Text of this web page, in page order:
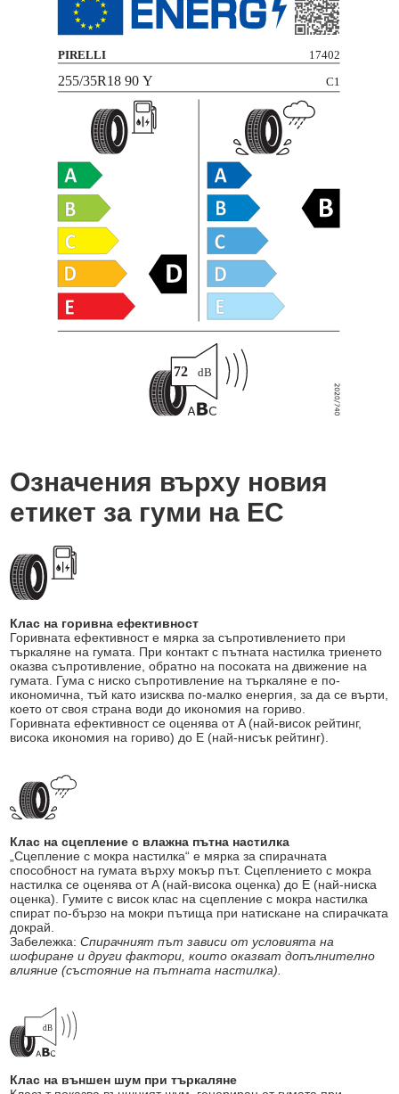
Означения върху новия
етикет за гуми на ЕС
Клас на горивна ефективност
Горивната ефективност е мярка за съпротивлението при
търкаляне на гумата. При контакт с пътната настилка триенето
оказва съпротивление, обратно на посоката на движение на
гумата. Гума с ниско съпротивление на търкаляне е по-
икономична, тъй като изисква по-малко енергия, за да се върти,
което от своя страна води до икономия на гориво.
Горивната ефективност се оценява от A (най-висок рейтинг,
висока икономия на гориво) до E (най-нисък рейтинг).
Клас на сцепление с влажна пътна настилка
„Сцепление с мокра настилка“ е мярка за спирачната
способност на гумата върху мокър път. Сцеплението с мокра
настилка се оценява от A (най-висока оценка) до E (най-ниска
оценка). Гумите с висок клас на сцепление с мокра настилка
спират по-бързо на мокри пътища при натискане на спирачката
докрай.
Забележка:Спирачният път зависи от условията на
шофиране и други фактори, които оказват допълнително
влияние (състояние на пътната настилка).
Клас на външен шум при търкаляне